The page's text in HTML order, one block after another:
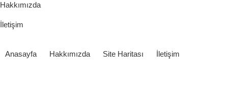
Hakkımızda
İletişim
Anasayfa Hakkımızda Site Haritası İletişim